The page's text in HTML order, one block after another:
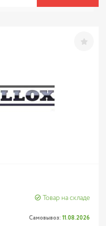
Товар на складе
Самовывоз: 11.08.2026